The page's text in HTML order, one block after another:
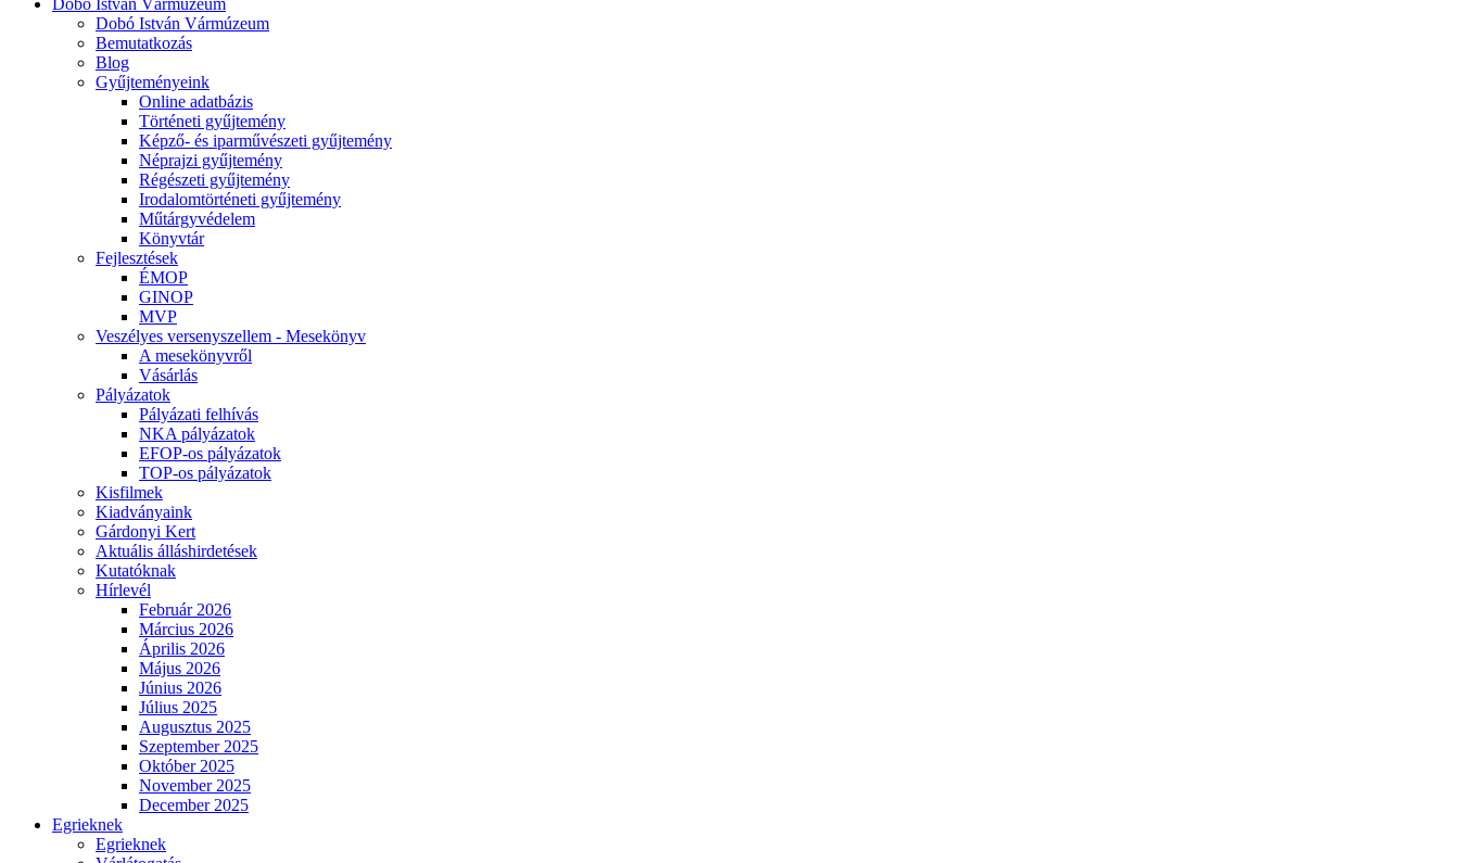
Dobó István Vármúzeum
Dobó István Vármúzeum
Bemutatkozás
Blog
Gyűjteményeink
Online adatbázis
Történeti gyűjtemény
Képző- és iparművészeti gyűjtemény
Néprajzi gyűjtemény
Régészeti gyűjtemény
Irodalomtörténeti gyűjtemény
Műtárgyvédelem
Könyvtár
Fejlesztések
ÉMOP
GINOP
MVP
Veszélyes versenyszellem - Mesekönyv
A mesekönyvről
Vásárlás
Pályázatok
Pályázati felhívás
NKA pályázatok
EFOP-os pályázatok
TOP-os pályázatok
Kisfilmek
Kiadványaink
Gárdonyi Kert
Aktuális álláshirdetések
Kutatóknak
Hírlevél
Február 2026
Március 2026
Április 2026
Május 2026
Június 2026
Július 2025
Augusztus 2025
Szeptember 2025
Október 2025
November 2025
December 2025
Egrieknek
Egrieknek